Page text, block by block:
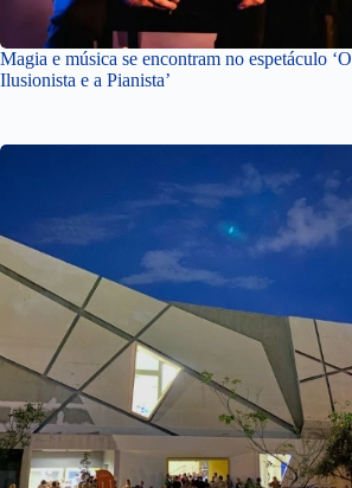
Magia e música se encontram no espetáculo ‘O
Ilusionista e a Pianista’